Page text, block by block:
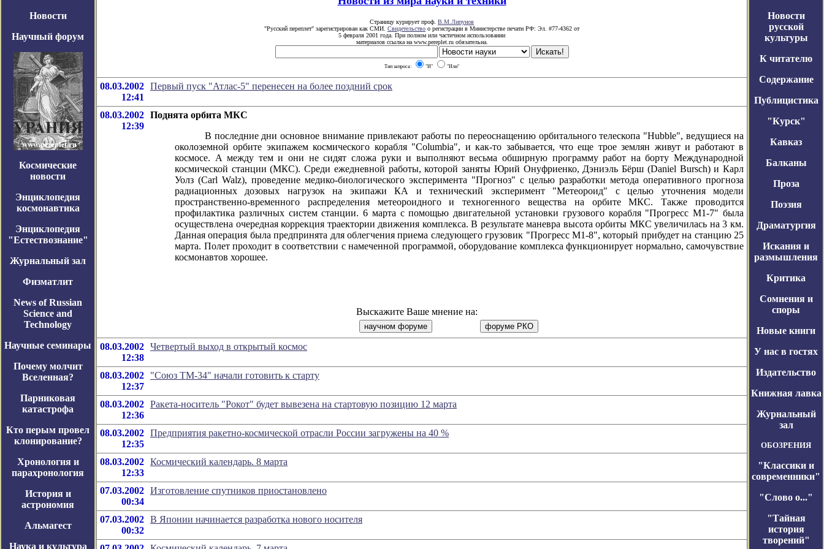
Новости
Научный форум
Космические
новости
Энциклопедия
космонавтика
Энциклопедия
"Естествознание"
Журнальный зал
Физматлит
News of Russian
Science and
Technology
Научные семинары
Почему молчит
Вселенная?
Парниковая
катастрофа
Кто перым провел
клонирование?
Хронология и
парахронология
История и
астрономия
Альмагест
Наука и культура
Страницу курирует проф. В.М.Липунов
"Русский переплет" зарегистрирован как СМИ. Свидетельство о регистрации в Министерстве печати РФ: Эл. #77-4362 от
5 февраля 2001 года. При полном или частичном использовании
материалов ссылка на www.pereplet.ru обязательна.
Тип запроса: "И" "Или"
08.03.2002
12:41
Первый пуск "Атлас-5" перенесен на более поздний срок
08.03.2002
12:39
Поднята орбита МКС
В последние дни основное внимание привлекают работы по переоснащению орбитального телескопа "Hubble", ведущиеся на
околоземной орбите экипажем космического корабля "Columbia", и как-то забывается, что еще трое землян живут и работают в
космосе. А между тем и они не сидят сложа руки и выполняют весьма обширную программу работ на борту Международной
космической станции (МКС). Среди ежедневной работы, которой заняты Юрий Онуфриенко, Дэниэль Бёрш (Daniel Bursch) и Карл
Уолз (Carl Walz), проведение медико-биологического эксперимента "Прогноз" с целью разработки метода оперативного прогноза
радиационных дозовых нагрузок на экипажи КА и технический эксперимент "Метеороид" с целью уточнения модели
пространственно-временного распределения метеороидного и техногенного вещества на орбите МКС. Также проводится
профилактика различных систем станции. 6 марта с помощью двигательной установки грузового корабля "Прогресс М1-7" была
осуществлена очередная коррекция траектории движения комплекса. В результате маневра высота орбиты МКС увеличилась на 3 км.
Данная операция была предпринята для облегчения приема следующего грузовик "Прогресс М1-8", который прибудет на станцию 25
марта. Полет проходит в соответствии с намеченной программой, оборудование комплекса функционирует нормально, самочувствие
космонавтов хорошее.
Выскажите Ваше мнение на:
08.03.2002
12:38
Четвертый выход в открытый космос
08.03.2002
12:37
"Союз ТМ-34" начали готовить к старту
08.03.2002
12:36
Ракета-носитель "Рокот" будет вывезена на стартовую позицию 12 марта
08.03.2002
12:35
Предприятия ракетно-космической отрасли России загружены на 40 %
08.03.2002
12:33
Космический календарь. 8 марта
07.03.2002
00:34
Изготовление спутников приостановлено
07.03.2002
00:32
В Японии начинается разработка нового носителя
Новости
русской
культуры
К читателю
Содержание
Публицистика
"Курск"
Кавказ
Балканы
Проза
Поэзия
Драматургия
Искания и
размышления
Критика
Сомнения и
споры
Новые книги
У нас в гостях
Издательство
Книжная лавка
Журнальный
зал
ОБОЗРЕНИЯ
"Классики и
современники"
"Слово о..."
"Тайная
история
творений"